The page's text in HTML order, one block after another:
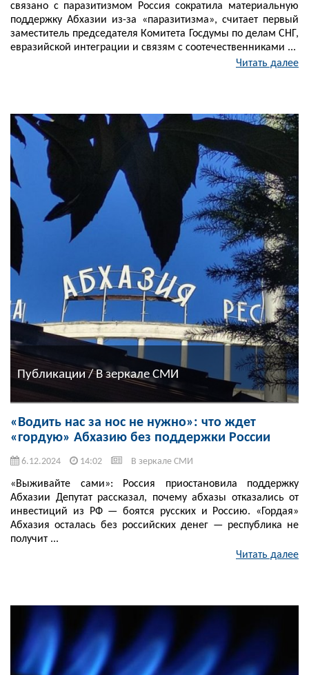
связано с паразитизмом Россия сократила материальную
поддержку Абхазии из-за «паразитизма», считает первый
заместитель председателя Комитета Госдумы по делам СНГ,
евразийской интеграции и связям с соотечественниками ...
Читать далее
Публикации / В зеркале СМИ
«Водить нас за нос не нужно»: что ждет
«гордую» Абхазию без поддержки России
6.12.2024 14:02 В зеркале СМИ
«Выживайте сами»: Россия приостановила поддержку
Абхазии Депутат рассказал, почему абхазы отказались от
инвестиций из РФ — боятся русских и Россию. «Гордая»
Абхазия осталась без российских денег — республика не
получит ...
Читать далее